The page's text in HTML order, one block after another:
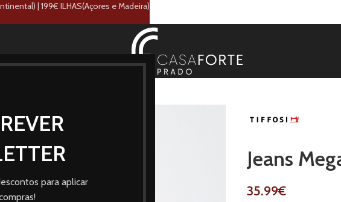
para aplicar
Jeans
35.99€
| 199€ ILHAS(Açores e Madeira)